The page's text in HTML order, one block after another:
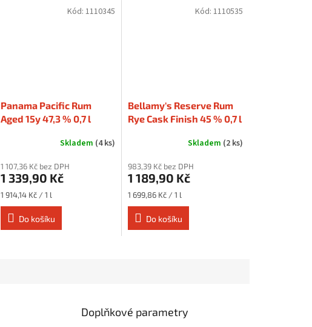
Panama Pacific Rum
Aged 15y 47,3 % 0,7 l
Skladem (4 ks)
1 107,36 Kč bez DPH
1 339,90 Kč
Měrná
cena:
1 914,14 Kč / 1 l
Do košíku
Kód:1110345
Bellamy's Reserve Rum
Rye Cask Finish 45 % 0,7 l
Skladem (2 ks)
983,39 Kč bez DPH
1 189,90 Kč
Měrná
cena:
1 699,86 Kč / 1 l
Do košíku
Kód: 1110535
Doplňkové parametry